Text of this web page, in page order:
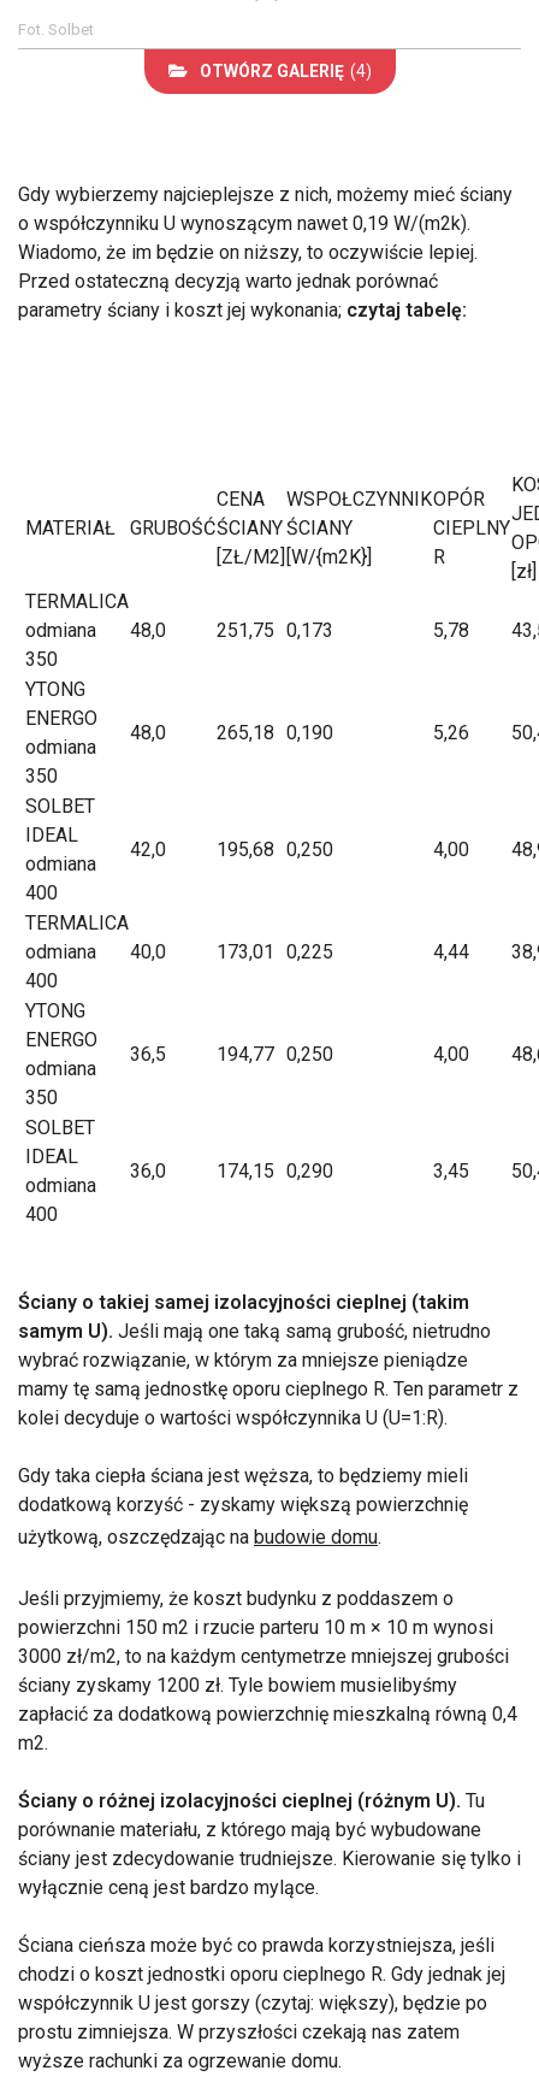
Fot. Solbet
OTWÓRZ GALERIĘ (4)
Gdy wybierzemy najcieplejsze z nich, możemy mieć ściany
o współczynniku U wynoszącym nawet 0,19 W/(m2k).
Wiadomo, że im będzie on niższy, to oczywiście lepiej.
Przed ostateczną decyzją warto jednak porównać
parametry ściany i koszt jej wykonania; czytaj tabelę:
MATERIAŁ GRUBOŚĆ
CENA
ŚCIANY
[ZŁ/M2]
WSPOŁCZYNNIK
ŚCIANY
[W/{m2K}]
OPÓR
CIEPLNY
R
[zł]
TERMALICA
odmiana
350
48,0 251,75 0,173 5,78
YTONG
ENERGO
odmiana
350
48,0 265,18 0,190 5,26
SOLBET
IDEAL
odmiana
400
42,0 195,68 0,250 4,00
TERMALICA
odmiana
400
40,0 173,01 0,225 4,44
YTONG
ENERGO
odmiana
350
36,5 194,77 0,250 4,00
SOLBET
IDEAL
odmiana
400
36,0 174,15 0,290 3,45
Ściany o takiej samej izolacyjności cieplnej (takim
samym U). Jeśli mają one taką samą grubość, nietrudno
wybrać rozwiązanie, w którym za mniejsze pieniądze
mamy tę samą jednostkę oporu cieplnego R. Ten parametr z
kolei decyduje o wartości współczynnika U (U=1:R).
Gdy taka ciepła ściana jest węższa, to będziemy mieli
dodatkową korzyść - zyskamy większą powierzchnię
użytkową, oszczędzając na budowie domu.
Jeśli przyjmiemy, że koszt budynku z poddaszem o
powierzchni 150 m2 i rzucie parteru 10 m × 10 m wynosi
3000 zł/m2, to na każdym centymetrze mniejszej grubości
ściany zyskamy 1200 zł. Tyle bowiem musielibyśmy
zapłacić za dodatkową powierzchnię mieszkalną równą 0,4
m2.
Ściany o różnej izolacyjności cieplnej (różnym U). Tu
porównanie materiału, z którego mają być wybudowane
ściany jest zdecydowanie trudniejsze. Kierowanie się tylko i
wyłącznie ceną jest bardzo mylące.
Ściana cieńsza może być co prawda korzystniejsza, jeśli
chodzi o koszt jednostki oporu cieplnego R. Gdy jednak jej
współczynnik U jest gorszy (czytaj: większy), będzie po
prostu zimniejsza. W przyszłości czekają nas zatem
wyższe rachunki za ogrzewanie domu.